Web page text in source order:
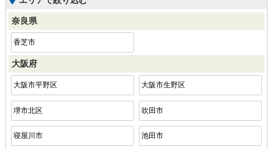
奈良県
香芝市
大阪府
大阪市平野区 大阪市生野区
堺市北区 吹田市
寝屋川市 池田市